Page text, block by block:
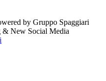
by Gruppo Spaggiari
& New Social Media